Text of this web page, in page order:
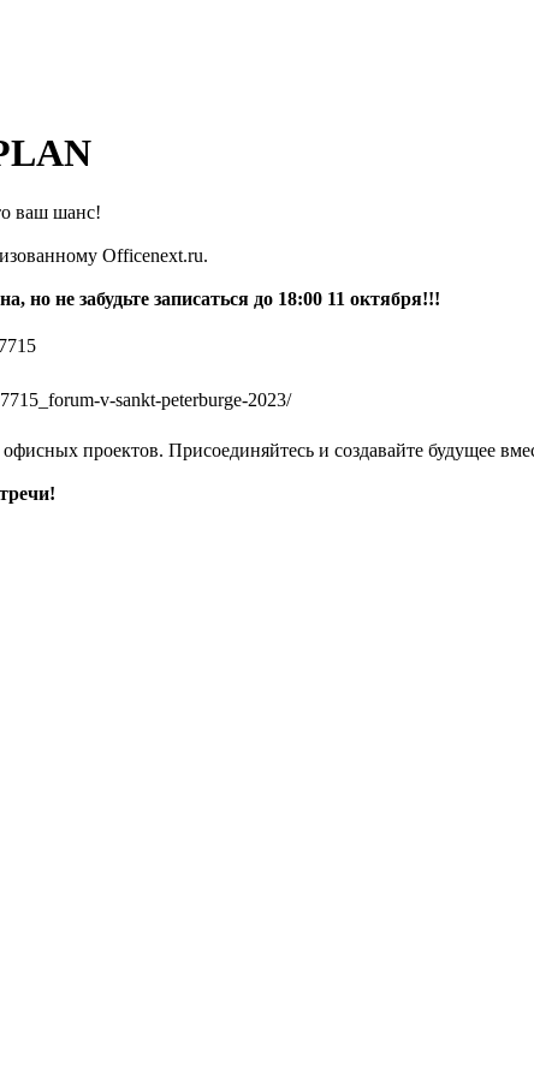
ваш шанс!
Officenext.ru.
но не забудьте записаться до 18:00 11 октября!!!
v-sankt-peterburge-2023/
проектов. Присоединяйтесь и создавайте будущее